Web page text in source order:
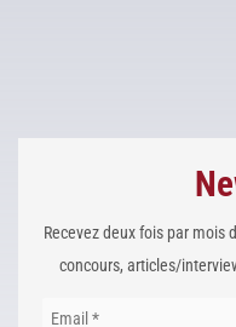
Recevez deux fois par mois
concours, articles/